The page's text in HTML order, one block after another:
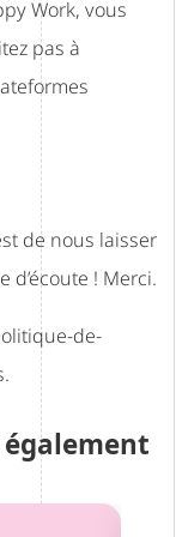
Work, vous
pas à
de nous laisser
d’écoute ! Merci.
de-